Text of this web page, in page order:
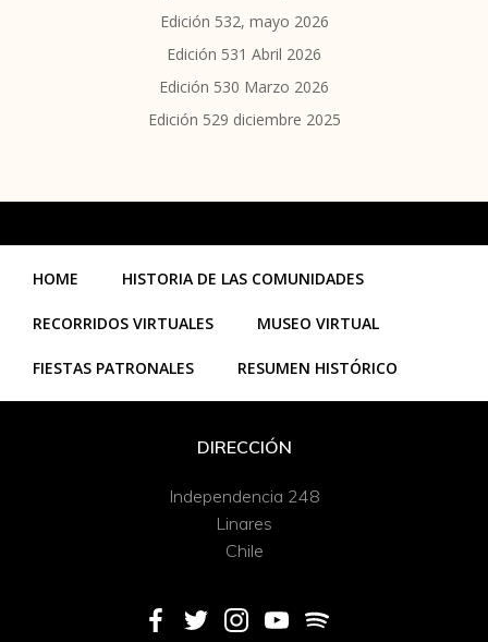
Edición 532, mayo 2026
Edición 531 Abril 2026
Edición 530 Marzo 2026
Edición 529 diciembre 2025
HOME HISTORIA DE LAS COMUNIDADES
RECORRIDOS VIRTUALES MUSEO VIRTUAL
FIESTAS PATRONALES RESUMEN HISTÓRICO
DIRECCIÓN
Independencia 248
Linares
Chile